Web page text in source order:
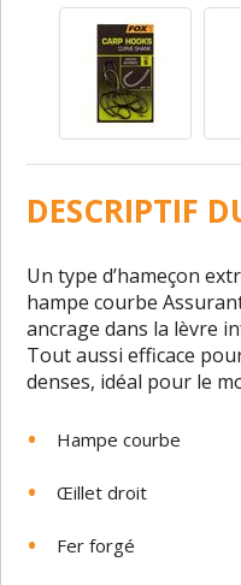
DESCRIPTIF
Un type d’hameçon
hampe courbe
ancrage dans la lèvre
Tout aussi efficace
denses, idéal pour le
Hampe courbe
Œillet droit
Fer forgé